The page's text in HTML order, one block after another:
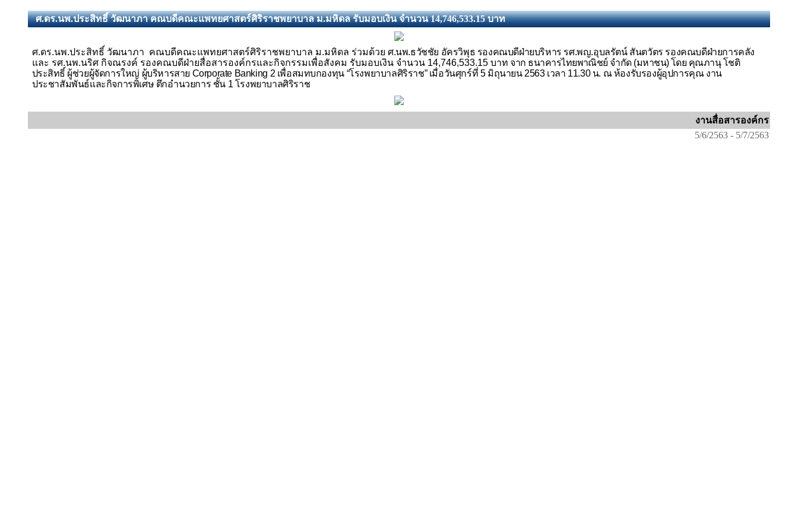
ศ.ดร.นพ.ประสิทธิ์ วัฒนาภา คณบดีคณะแพทยศาสตร์ศิริราชพยาบาล ม.มหิดล รับมอบเงิน จำนวน 14,746,533.15 บาท
ศ.ดร.นพ.ประสิทธิ์ วัฒนาภา คณบดีคณะแพทยศาสตร์ศิริราชพยาบาล ม.มหิดล ร่วมด้วย ศ.นพ.ธวัชชัย อัครวิพุธ รองคณบดีฝ่ายบริหาร รศ.พญ.อุบลรัตน์ สันตวัตร รองคณบดีฝ่ายการคลัง
และ รศ.นพ.นริศ กิจณรงค์ รองคณบดีฝ่ายสื่อสารองค์กรและกิจกรรมเพื่อสังคม รับมอบเงิน จำนวน 14,746,533.15 บาท จาก ธนาคารไทยพาณิชย์ จำกัด (มหาชน) โดย คุณภานุ โชติ
ประสิทธิ์ ผู้ช่วยผู้จัดการใหญ่ ผู้บริหารสาย Corporate Banking 2 เพื่อสมทบกองทุน“โรงพยาบาลศิริราช”เมื่อวันศุกร์ที่ 5 มิถุนายน 2563 เวลา 11.30 น. ณ ห้องรับรองผู้อุปการคุณ งาน
ประชาสัมพันธ์และกิจการพิเศษ ตึกอำนวยการ ชั้น 1 โรงพยาบาลศิริราช
งานสื่อสารองค์กร
5/6/2563 - 5/7/2563